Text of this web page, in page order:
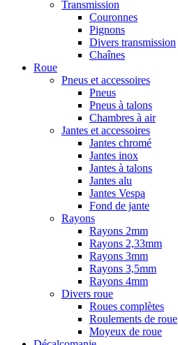
Transmission
Couronnes
Pignons
Divers transmission
Chaînes
Roue
Pneus et accessoires
Pneus
Pneus à talons
Chambres à air
Jantes et accessoires
Jantes chromé
Jantes inox
Jantes à talons
Jantes alu
Jantes Vespa
Fond de jante
Rayons
Rayons 2mm
Rayons 2,33mm
Rayons 3mm
Rayons 3,5mm
Rayons 4mm
Divers roue
Roues complètes
Roulements de roue
Moyeux de roue